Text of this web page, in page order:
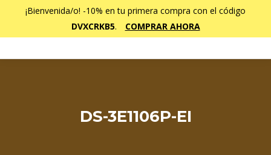
¡Bienvenida/o! -10% en tu primera compra con el código
DVXCRKB5. COMPRAR AHORA
DS-3E1106P-EI